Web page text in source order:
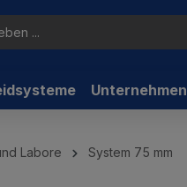
Unternehmen
Labore System 75 mm